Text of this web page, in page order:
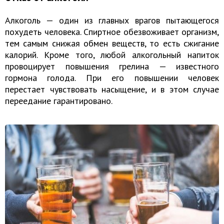
Алкоголь — один из главных врагов пытающегося
похудеть человека. Спиртное обезвоживает организм,
тем самым снижая обмен веществ, то есть сжигание
калорий. Кроме того, любой алкогольный напиток
провоцирует повышения грелина — известного
гормона голода. При его повышении человек
перестает чувствовать насыщение, и в этом случае
переедание гарантировано.